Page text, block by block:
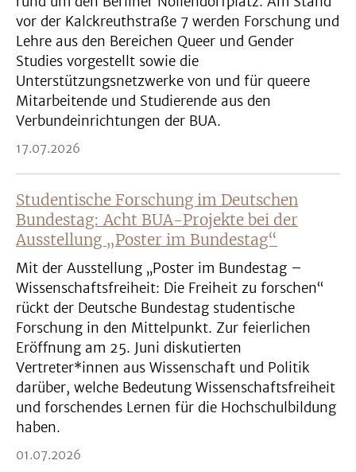
vor der Kalckreuthstraße 7 werden Forschung und
Lehre aus den Bereichen Queer und Gender
Studies vorgestellt sowie die
Unterstützungsnetzwerke von und für queere
Mitarbeitende und Studierende aus den
Verbundeinrichtungen der BUA.
17.07.2026
Studentische Forschung im Deutschen
Bundestag: Acht BUA-Projekte bei der
Ausstellung „Poster im Bundestag“
Mit der Ausstellung „Poster im Bundestag –
Wissenschaftsfreiheit: Die Freiheit zu forschen“
rückt der Deutsche Bundestag studentische
Forschung in den Mittelpunkt. Zur feierlichen
Eröffnung am 25. Juni diskutierten
Vertreter*innen aus Wissenschaft und Politik
darüber, welche Bedeutung Wissenschaftsfreiheit
und forschendes Lernen für die Hochschulbildung
haben.
01.07.2026